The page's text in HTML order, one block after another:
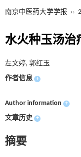
南京中医药大学学报 ››
水火种玉汤治
左文婷, 郭红玉
作者信息 +
Author information +
文章历史 +
摘要